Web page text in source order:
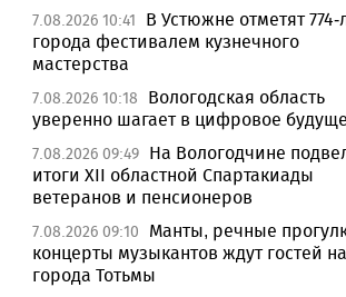
7.08.2026 10:41
В Устюжне отметят 774-
города фестивалем кузнечного
мастерства
7.08.2026 10:18
Вологодская область
уверенно шагает в цифровое
7.08.2026 09:49 На Вологодчине
итоги XII областной Спартакиады
ветеранов и пенсионеров
7.08.2026 09:10
Манты, речные
концерты музыкантов ждут гостей
города Тотьмы